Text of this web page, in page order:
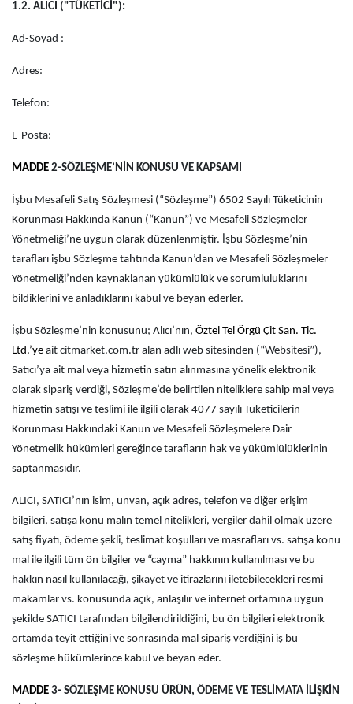
1.2. ALICI ("TÜKETİCİ"):
Ad-Soyad :
Adres:
Telefon:
E-Posta:
MADDE 2-SÖZLEŞME’NİN KONUSU VE KAPSAMI
İşbu Mesafeli Satış Sözleşmesi (“Sözleşme”) 6502 Sayılı Tüketicinin
Korunması Hakkında Kanun (“Kanun”) ve Mesafeli Sözleşmeler
Yönetmeliği’ne uygun olarak düzenlenmiştir. İşbu Sözleşme’nin
tarafları işbu Sözleşme tahtında Kanun’dan ve Mesafeli Sözleşmeler
Yönetmeliği’nden kaynaklanan yükümlülük ve sorumluluklarını
bildiklerini ve anladıklarını kabul ve beyan ederler.
İşbu Sözleşme’nin konusunu; Alıcı’nın, Öztel Tel Örgü Çit San. Tic.
Ltd.’ye ait citmarket.com.tr alan adlı web sitesinden (“Websitesi”),
Satıcı’ya ait mal veya hizmetin satın alınmasına yönelik elektronik
olarak sipariş verdiği, Sözleşme’de belirtilen niteliklere sahip mal veya
hizmetin satışı ve teslimi ile ilgili olarak 4077 sayılı Tüketicilerin
Korunması Hakkındaki Kanun ve Mesafeli Sözleşmelere Dair
Yönetmelik hükümleri gereğince tarafların hak ve yükümlülüklerinin
saptanmasıdır.
ALICI, SATICI’nın isim, unvan, açık adres, telefon ve diğer erişim
bilgileri, satışa konu malın temel nitelikleri, vergiler dahil olmak üzere
satış fiyatı, ödeme şekli, teslimat koşulları ve masrafları vs. satışa konu
mal ile ilgili tüm ön bilgiler ve “cayma” hakkının kullanılması ve bu
hakkın nasıl kullanılacağı, şikayet ve itirazlarını iletebilecekleri resmi
makamlar vs. konusunda açık, anlaşılır ve internet ortamına uygun
şekilde SATICI tarafından bilgilendirildiğini, bu ön bilgileri elektronik
ortamda teyit ettiğini ve sonrasında mal sipariş verdiğini iş bu
sözleşme hükümlerince kabul ve beyan eder.
MADDE 3- SÖZLEŞME KONUSU ÜRÜN, ÖDEME VE TESLİMATA İLİŞKİN